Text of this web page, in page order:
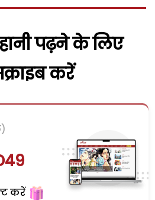
पढ़ने के लिए
करें
करें